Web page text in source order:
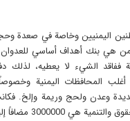
اليمنيين وخاصة في صعدة
هي بنك أهداف أساسي للعدوان
ففاقد الشيء لا يعطيه،
أغلب المحافظات اليمنية
وعدن ولحج وريمة وإلخ.
هي 3000000 مضافاً إليه + .